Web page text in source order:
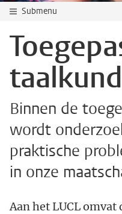
Submenu
Binnen de
wordt
praktische
in onze
Aan het LUCL